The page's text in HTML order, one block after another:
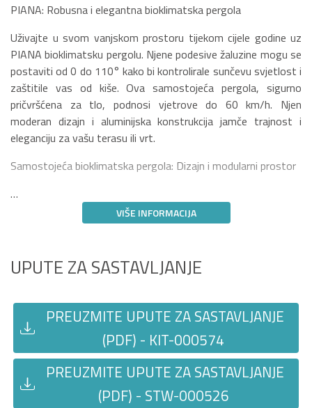
PIANA: Robusna i elegantna bioklimatska pergola
Uživajte u svom vanjskom prostoru tijekom cijele godine uz
PIANA bioklimatsku pergolu. Njene podesive žaluzine mogu se
postaviti od 0 do 110° kako bi kontrolirale sunčevu svjetlost i
zaštitile vas od kiše. Ova samostojeća pergola, sigurno
pričvršćena za tlo, podnosi vjetrove do 60 km/h. Njen
moderan dizajn i aluminijska konstrukcija jamče trajnost i
eleganciju za vašu terasu ili vrt.
Samostojeća bioklimatska pergola: Dizajn i modularni prostor
…
VIŠE INFORMACIJA
UPUTE ZA SASTAVLJANJE
PREUZMITE UPUTE ZA SASTAVLJANJE
(PDF) - KIT-000574
PREUZMITE UPUTE ZA SASTAVLJANJE
(PDF) - STW-000526